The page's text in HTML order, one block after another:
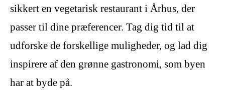
sikkert en vegetarisk restaurant i Århus, der
passer til dine præferencer. Tag dig tid til at
udforske de forskellige muligheder, og lad dig
inspirere af den grønne gastronomi, som byen
har at byde på.